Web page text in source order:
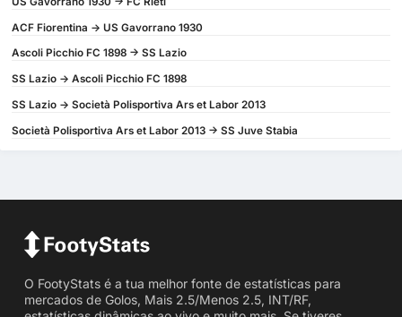
ACF Fiorentina -> US Gavorrano 1930
Ascoli Picchio FC 1898 -> SS Lazio
SS Lazio -> Ascoli Picchio FC 1898
SS Lazio -> Società Polisportiva Ars et Labor 2013
Società Polisportiva Ars et Labor 2013 -> SS Juve Stabia
O FootyStats é a tua melhor fonte de estatísticas para
mercados de Golos, Mais 2.5/Menos 2.5, INT/RF,